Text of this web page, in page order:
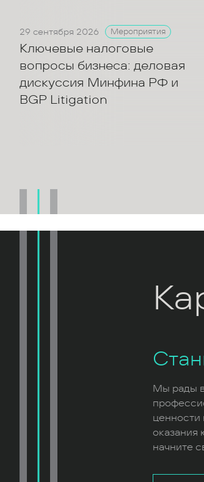
29 сентября 2026 Мероприятия
Ключевые налоговые
вопросы бизнеса: деловая
дискуссия Минфина РФ и
BGP Litigation
Мы рады
оказания
начните